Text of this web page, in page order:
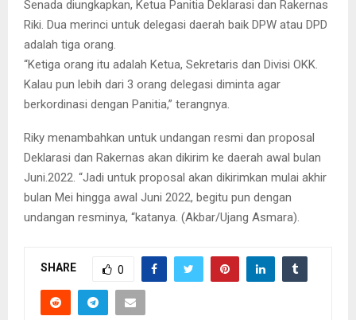
Senada diungkapkan, Ketua Panitia Deklarasi dan Rakernas
Riki. Dua merinci untuk delegasi daerah baik DPW atau DPD
adalah tiga orang.
“Ketiga orang itu adalah Ketua, Sekretaris dan Divisi OKK.
Kalau pun lebih dari 3 orang delegasi diminta agar
berkordinasi dengan Panitia,” terangnya.
Riky menambahkan untuk undangan resmi dan proposal
Deklarasi dan Rakernas akan dikirim ke daerah awal bulan
Juni.2022. “Jadi untuk proposal akan dikirimkan mulai akhir
bulan Mei hingga awal Juni 2022, begitu pun dengan
undangan resminya, “katanya. (Akbar/Ujang Asmara).
SHARE 0